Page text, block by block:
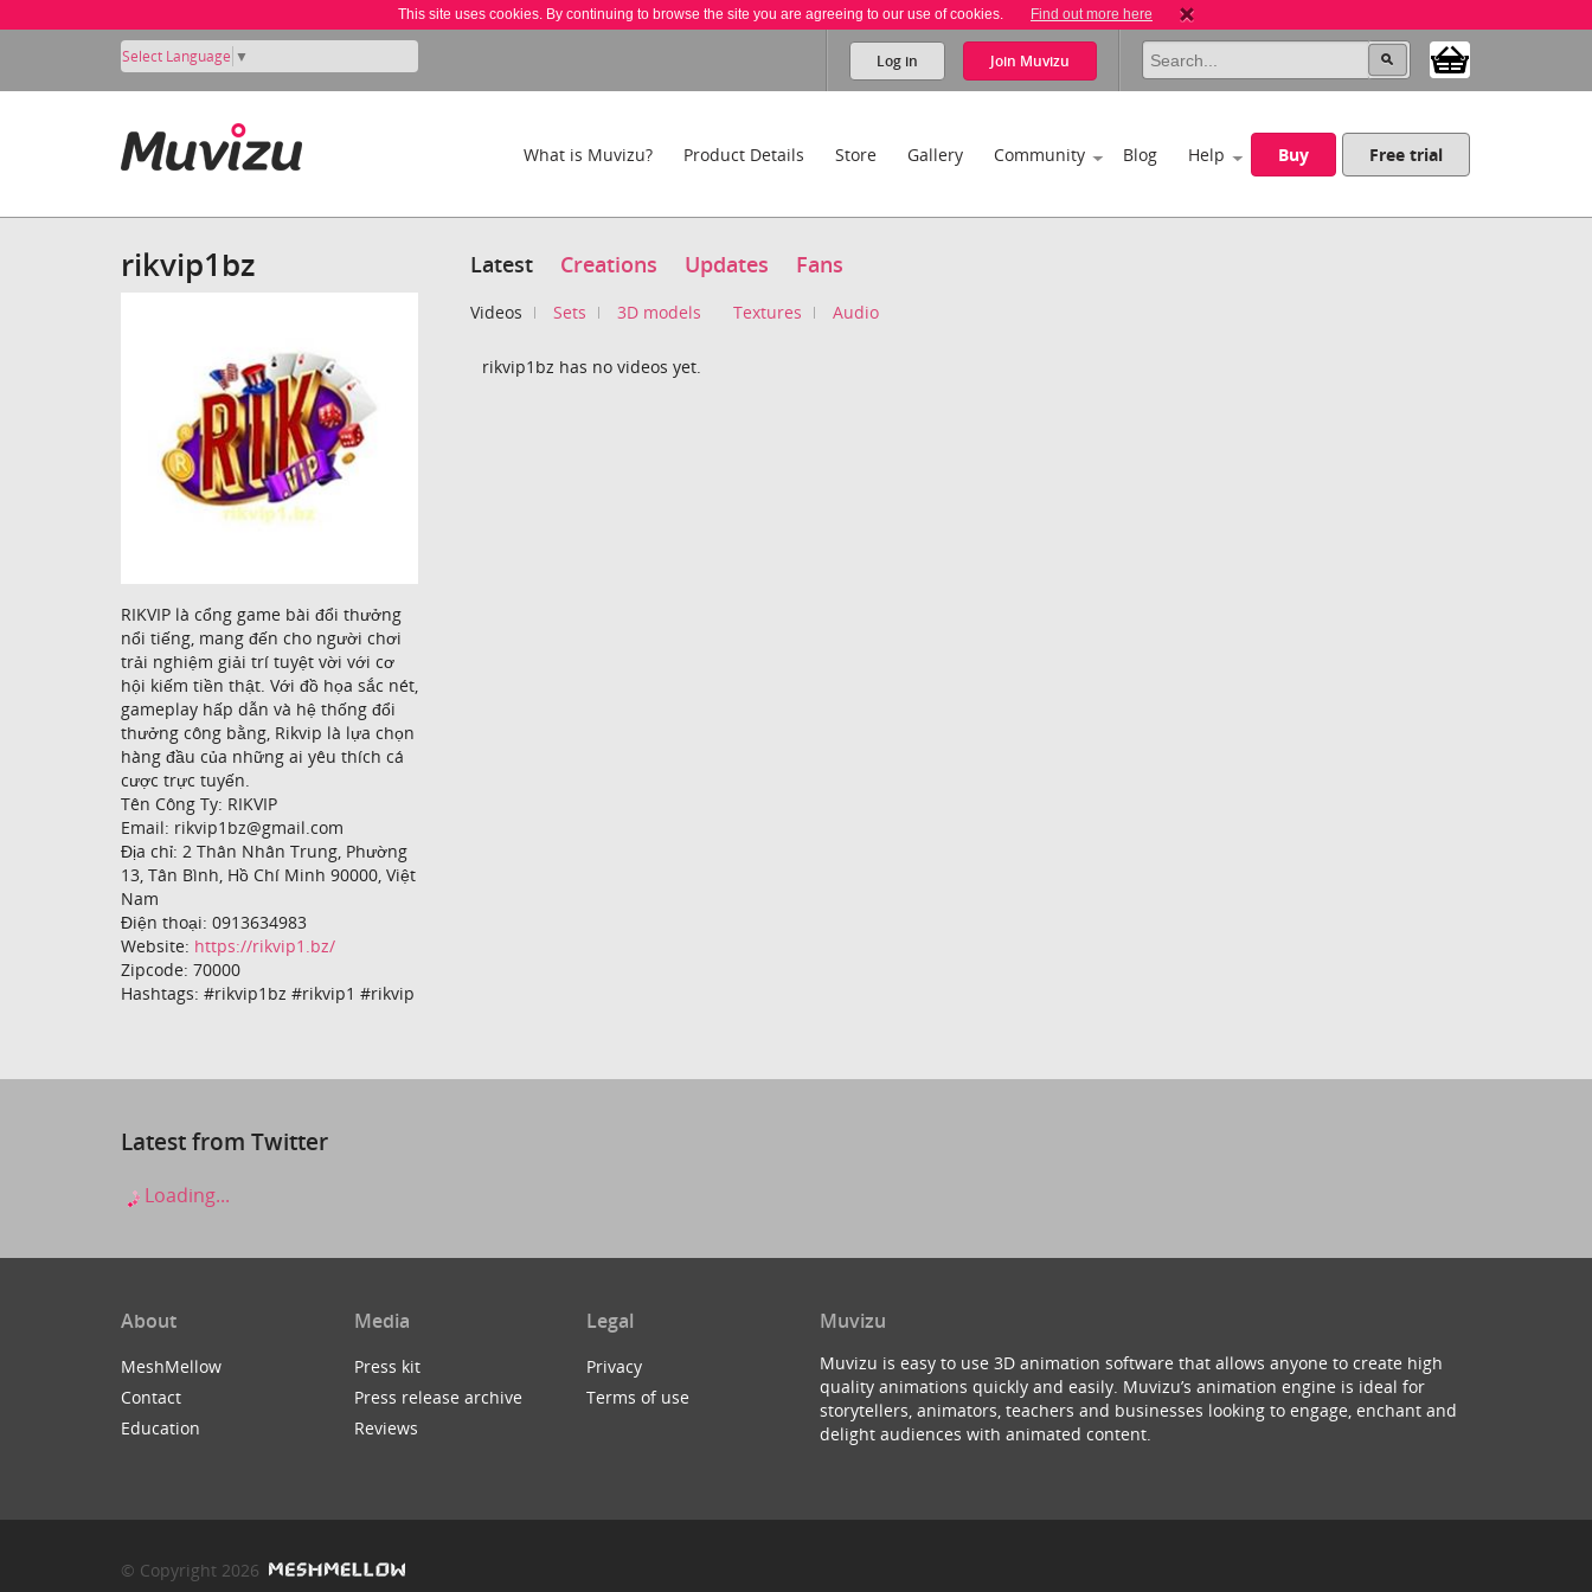
This site uses cookies. By continuing to browse the site you are agreeing to our use of cookies. Find out more here
Select Language ▼ Log in Join Muvizu
What is Muvizu? Product Details Store Gallery Community Blog Help Buy Free trial
rikvip1bz
RIKVIP là cổng game bài đổi thưởng
nổi tiếng, mang đến cho người chơi
trải nghiệm giải trí tuyệt vời với cơ
hội kiếm tiền thật. Với đồ họa sắc nét,
gameplay hấp dẫn và hệ thống đổi
thưởng công bằng, Rikvip là lựa chọn
hàng đầu của những ai yêu thích cá
cược trực tuyến.
Tên Công Ty: RIKVIP
Email: rikvip1bz@gmail.com
Địa chỉ: 2 Thân Nhân Trung, Phường
13, Tân Bình, Hồ Chí Minh 90000, Việt
Nam
Điện thoại: 0913634983
Website: https://rikvip1.bz/
Zipcode: 70000
Hashtags: #rikvip1bz #rikvip1 #rikvip
Latest Creations Updates Fans
Videos Sets 3D models Textures Audio
rikvip1bz has no videos yet.
Latest from Twitter
Loading...
About
MeshMellow
Contact
Education
Media
Press kit
Press release archive
Reviews
Legal
Privacy
Terms of use
Muvizu
Muvizu is easy to use 3D animation software that allows anyone to create high
quality animations quickly and easily. Muvizu’s animation engine is ideal for
storytellers, animators, teachers and businesses looking to engage, enchant and
delight audiences with animated content.
© Copyright 2026